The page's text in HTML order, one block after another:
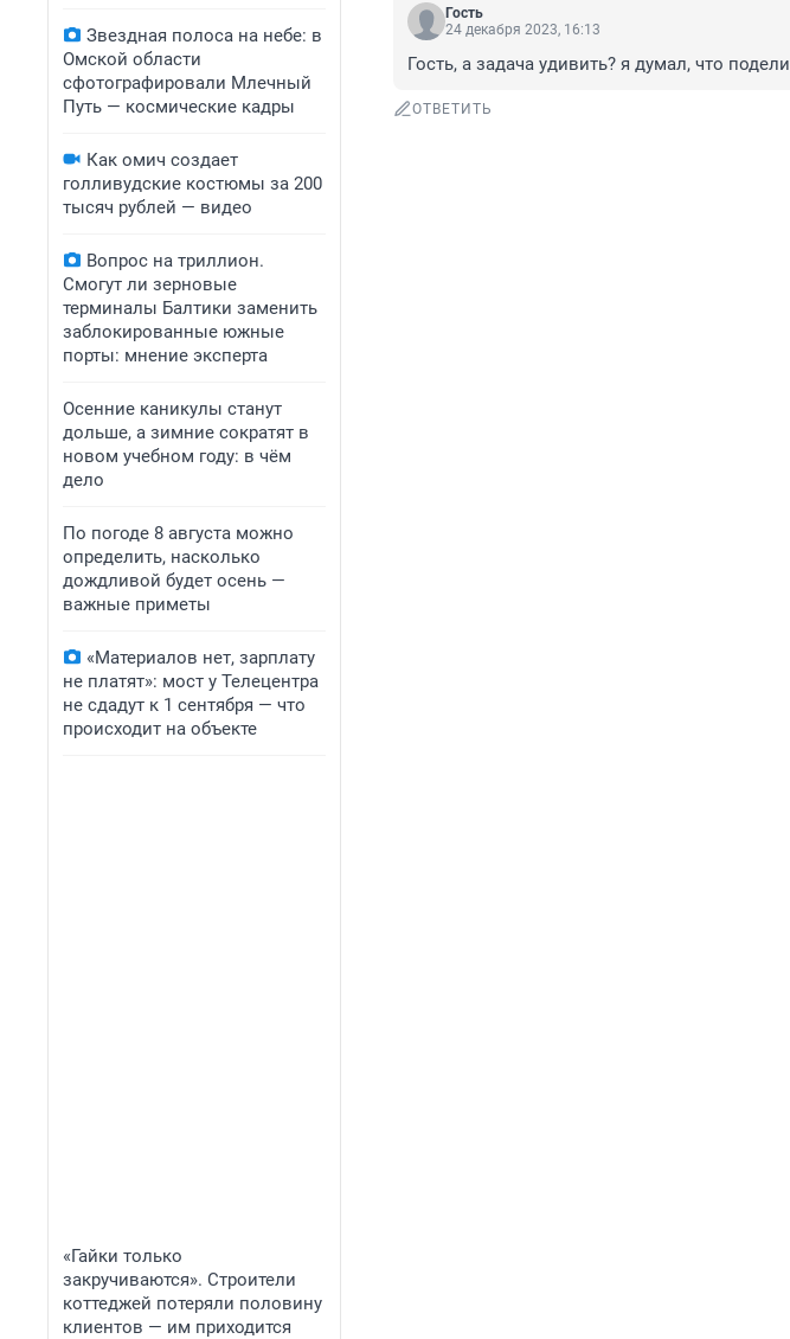
Звездная полоса на небе: в
Омской области
сфотографировали Млечный
Путь — космические кадры
Как омич создает
голливудские костюмы за 200
тысяч рублей — видео
Вопрос на триллион.
Смогут ли зерновые
терминалы Балтики заменить
заблокированные южные
порты: мнение эксперта
Осенние каникулы станут
дольше, а зимние сократят в
новом учебном году: в чём
дело
По погоде 8 августа можно
определить, насколько
дождливой будет осень —
важные приметы
«Материалов нет, зарплату
не платят»: мост у Телецентра
не сдадут к 1 сентября — что
происходит на объекте
«Гайки только
закручиваются». Строители
коттеджей потеряли половину
клиентов — им приходится
Гость
24 декабря 2023, 16:13
Гость, а задача удивить? я думал, что
ОТВЕТИТЬ